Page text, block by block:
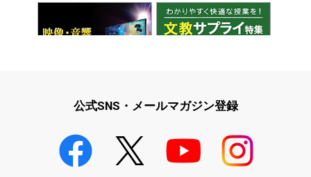
学校教育のICT環境整備特集
公式SNS・メールマガジン登録